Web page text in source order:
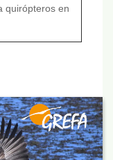
quirópteros en